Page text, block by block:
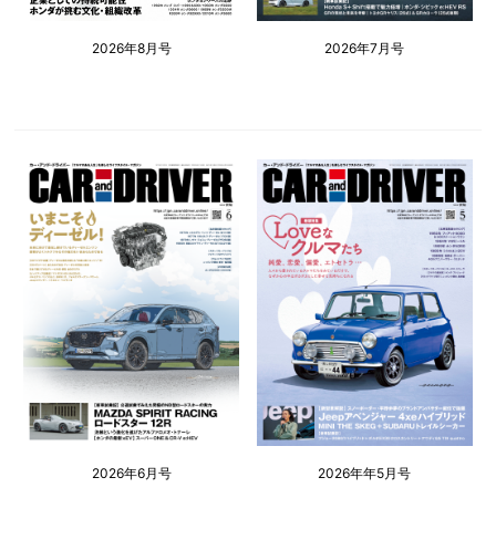
2026年8月号 2026年7月号
2026年6月号 2026年年5月号